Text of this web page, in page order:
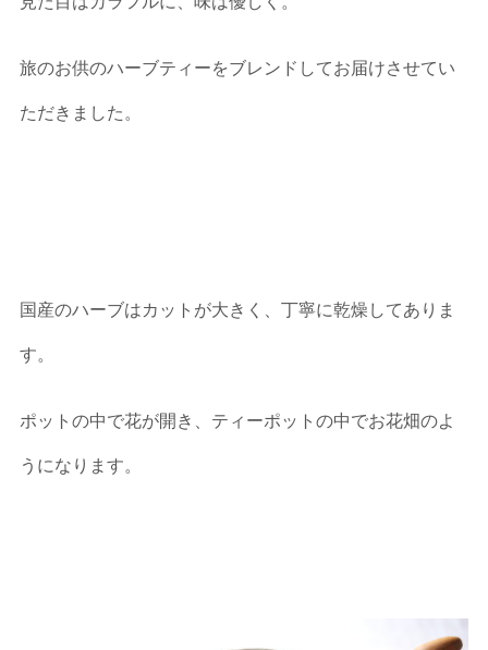
旅のお供のハーブティーをブレンドしてお届けさせてい
ただきました。
国産のハーブはカットが大きく、丁寧に乾燥してありま
す。
ポットの中で花が開き、ティーポットの中でお花畑のよ
うになります。